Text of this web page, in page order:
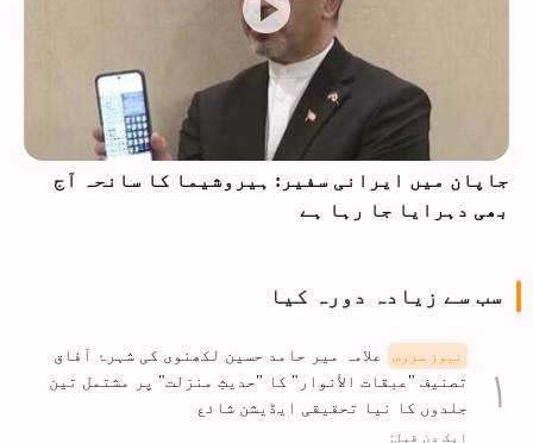
جاپان میں ایرانی سفیر: ہیروشیما کا سانحہ آج
بھی دہرایا جا رہا ہے
سب سے زیادہ دورہ کیا
نیوز سروس
علامہ میر حامد حسین لکھنوی کی شہرۂ آفاق
تصنیف "عبقات الأنوار" کا "حدیثِ منزلت" پر مشتمل تین
جلدوں کا نیا تحقیقی ایڈیشن شائع
ایک دن قبل: